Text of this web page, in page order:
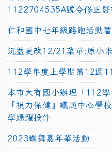
1122704535A號令修正發
仁和國中七年級路跑活動
沅益更改12/21菜單:原小
112學年度上學期第12週
本市大有國小辦理「112
『視力保健』議題中心學
學踴躍投件
2023蝶舞嘉年華活動